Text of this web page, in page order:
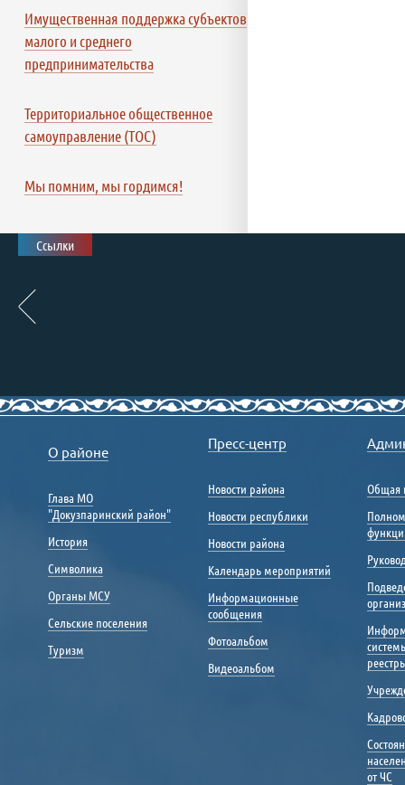
Имущественная поддержка субъектов
малого и среднего
предпринимательства
Территориальное общественное
самоуправление (ТОС)
Мы помним, мы гордимся!
Ссылки
О районе
Глава МО
"Докузпаринский район"
История
Символика
Органы МСУ
Сельские поселения
Туризм
Пресс-центр
Новости района
Новости республики
Новости района
Календарь мероприятий
Информационные
сообщения
Фотоальбом
Видеоальбом
Общая
от ЧС